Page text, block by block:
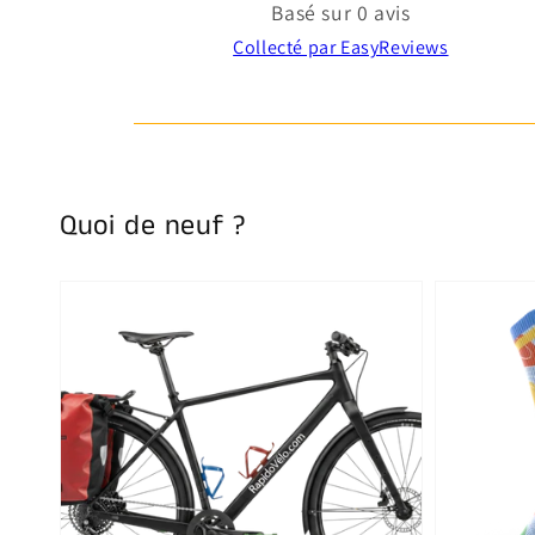
Basé sur 0 avis
Collecté par EasyReviews
Quoi de neuf ?